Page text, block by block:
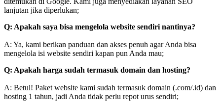
lanjutan jika diperlukan;
Q: Apakah saya bisa mengelola website sendiri nantinya?
A: Ya, kami berikan panduan dan akses penuh agar Anda bisa
mengelola isi website sendiri kapan pun Anda mau;
Q: Apakah harga sudah termasuk domain dan hosting?
A: Betul! Paket website kami sudah termasuk domain (.com/.id) dan
hosting 1 tahun, jadi Anda tidak perlu repot urus sendiri;